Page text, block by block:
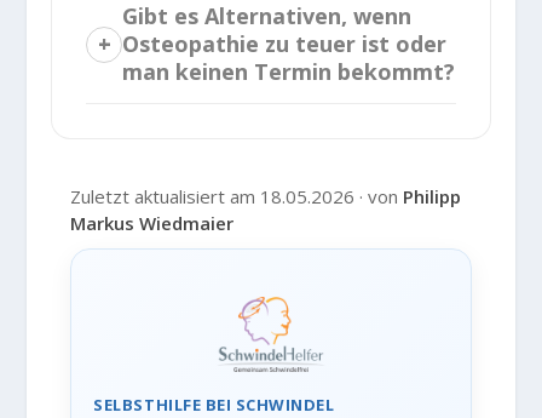
Gibt es Alternativen, wenn
Osteopathie zu teuer ist oder
man keinen Termin bekommt?
Zuletzt aktualisiert am 18.05.2026 · von Philipp
Markus Wiedmaier
SELBSTHILFE BEI SCHWINDEL